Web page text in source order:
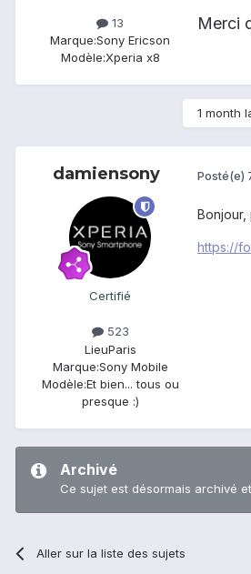
13
Marque:Sony Ericson
Modèle:Xperia x8
Merci
1 month
damiensony
Certifié
523
LieuParis
Marque:Sony Mobile
Modèle:Et bien... tous ou
presque :)
Posté(e)
https://
Archivé
Ce sujet est désormais archivé
Aller sur la liste des sujets